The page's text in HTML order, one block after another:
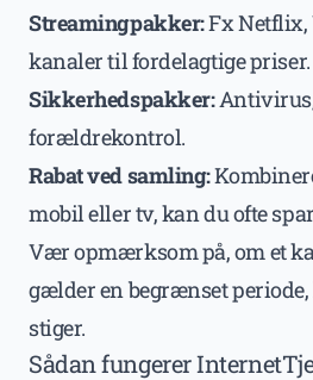
Streamingpakker:Fx Netflix,
kanaler til fordelagtige priser.
Sikkerhedspakker:
forældrekontrol.
Rabat ved samling:
mobil eller tv, kan du ofte
Vær opmærksom på, om et
gælder en begrænset
stiger.
Sådan fungerer